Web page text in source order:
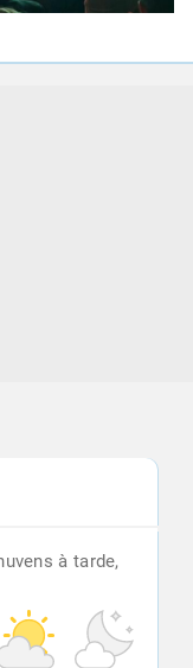
à tarde,